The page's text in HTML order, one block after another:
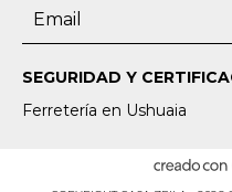
SEGURIDAD Y
Ferretería en Ushuaia